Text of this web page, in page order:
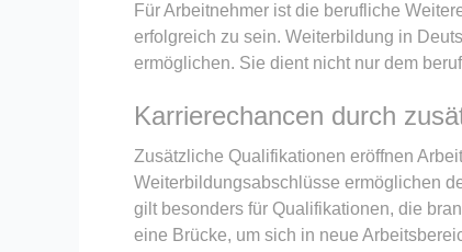
Für Arbeitnehmer ist die berufliche
erfolgreich zu sein. Weiterbildung in
ermöglichen. Sie dient nicht nur dem
Karrierechancen durch
Zusätzliche Qualifikationen eröffnen
Weiterbildungsabschlüsse ermöglichen
gilt besonders für Qualifikationen, die
eine Brücke, um sich in neue